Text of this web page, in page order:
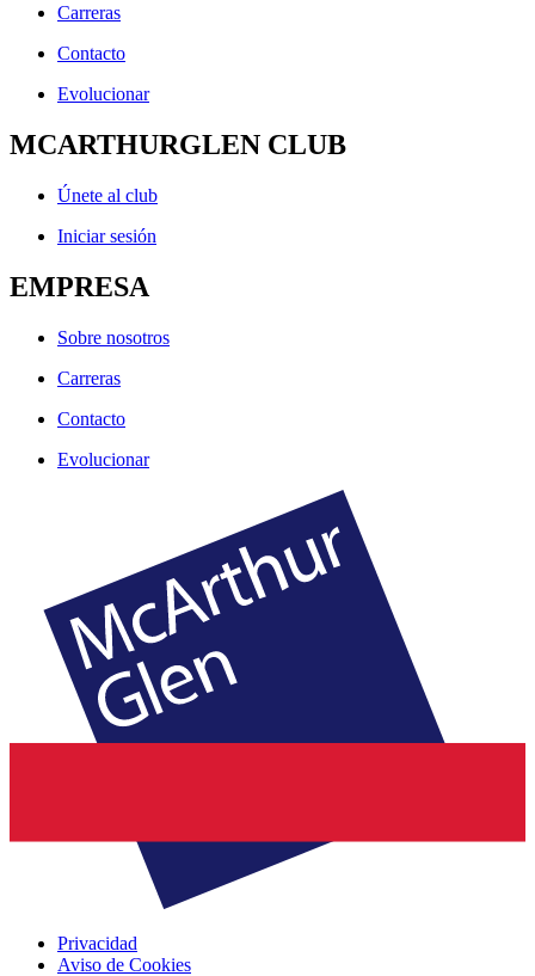
Carreras
Contacto
Evolucionar
MCARTHURGLEN CLUB
Únete al club
Iniciar sesión
EMPRESA
Sobre nosotros
Carreras
Contacto
Evolucionar
Privacidad
Aviso de Cookies